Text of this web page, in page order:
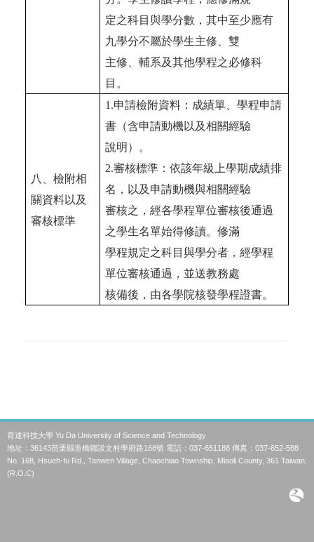
定之科目與學分數，其中至少應有
九學分不屬於學生主修、雙
主修、輔系及其他學程之必修科
目。
八、檢附相
關資料以及
審核標準
1.申請檢附資料：成績單、學程申請
書（含申請動機以及相關經驗
說明）。
2.審核標準：依該年級上學期成績排
名，以及申請動機與相關經驗
審核之，經各學程單位審核後通過
之學生名單始得修讀。修滿
學程規定之科目與學分者，經學程
單位審核通過，並送教務處
核備後，由各學院核發學程證書。
育達科技大學 Yu Da University of Science and Technology
地址：36143苗栗縣造橋鄉談文村學府路168號 電話：037-651188 傳真：037-652-588
No. 168, Hsueh-fu Rd., Tanwen Village, Chaochiao Township, Miaoli County, 361 Taiwan,
(R.O.C)